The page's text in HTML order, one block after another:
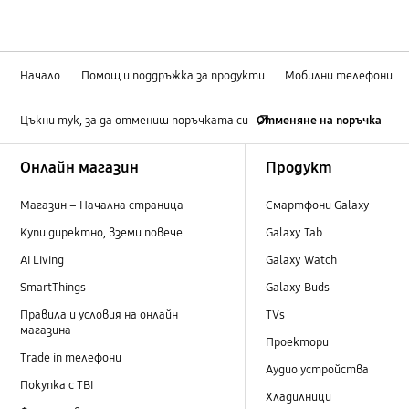
Начало Помощ и поддръжка за продукти Мобилни телефони
Цъкни тук, за да отмениш поръчката си Отменяне на поръчка
Онлайн магазин
Магазин – Начална страница
Купи директно, вземи повече
AI Living
SmartThings
Правила и условия на онлайн
магазина
Trade in телефони
Покупка с TBI
Продукт
Смартфони Galaxy
Galaxy Tab
Galaxy Watch
Galaxy Buds
TVs
Проектори
Аудио устройства
Хладилници